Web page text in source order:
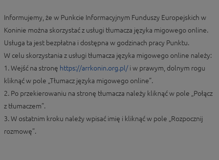
Informujemy, że w Punkcie Informacyjnym Funduszy Europejskich w
Koninie można skorzystać z usługi tłumacza języka migowego online.
Usługa ta jest bezpłatna i dostępna w godzinach pracy Punktu.
W celu skorzystania z usługi tłumacza języka migowego online należy:
1. Wejść na stronę https://arrkonin.org.pl/ i w prawym, dolnym rogu
kliknąć w pole „Tłumacz języka migowego online”.
2. Po przekierowaniu na stronę tłumacza należy kliknąć w pole „Połącz
z tłumaczem”.
3. W ostatnim kroku należy wpisać imię i kliknąć w pole „Rozpocznij
rozmowę”.